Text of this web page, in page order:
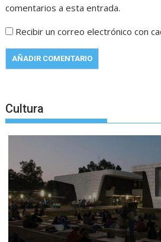
comentarios a esta entrada.
Recibir un correo electrónico con
Cultura